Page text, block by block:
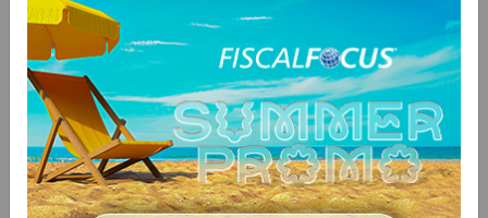
6 aprile 2017
Categorie: Bilancio e contabilità >
RIforma bilancio - D.Lgs. 139/2015
Crediti e debiti: l’esposizione in
bilancio